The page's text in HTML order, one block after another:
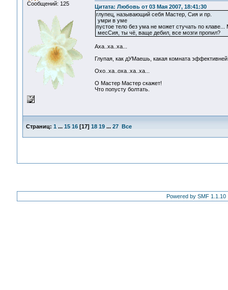
Сообщений: 125
Цитата: Любовь от 03 Мая 2007, 18:41:30
глупец, называющий себя Мастер, Сия и пр.
умри в уме
пустое тело без ума не может стучать по
месСия, ты чё, ваще дебил, все мозги пропил?
Аха..ха..ха...
Глупая, как дУМаешь, какая комната
Охо..ха..оха..ха..ха...
О Мастер Мастер скажет!
Что попусту болтать.
Страниц: 1 ... 15 16[17] 18 19 ... 27 Все
Powered by SMF 1.1.10